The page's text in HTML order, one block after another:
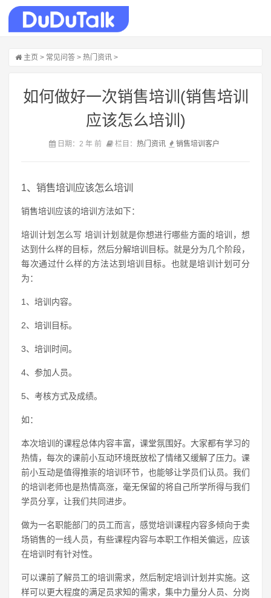
主页 > 常见问答 > 热门资讯 >
如何做好一次销售培训(销售培训
应该怎么培训)
日期：2 年 前 栏目： 热门资讯 销售培训 客户
1、销售培训应该怎么培训
销售培训应该的培训方法如下：
培训计划怎么写 培训计划就是你想进行哪些方面的培训，想
达到什么样的目标，然后分解培训目标。就是分为几个阶段，
每次通过什么样的方法达到培训目标。也就是培训计划可分
为：
1、培训内容。
2、培训目标。
3、培训时间。
4、参加人员。
5、考核方式及成绩。
如：
本次培训的课程总体内容丰富，课堂氛围好。大家都有学习的
热情，每次的课前小互动环境既放松了情绪又缓解了压力。课
前小互动是值得推崇的培训环节，也能够让学员们认员。我们
的培训老师也是热情高涨，毫无保留的将自己所学所得与我们
学员分享，让我们共同进步。
做为一名职能部门的员工而言，感觉培训课程内容多倾向于卖
场销售的一线人员，有些课程内容与本职工作相关偏远，应该
在培训时有针对性。
可以课前了解员工的培训需求，然后制定培训计划并实施。这
样可以更大程度的满足员求知的需求，集中力量分人员、分岗